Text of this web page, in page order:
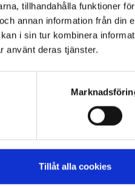
tillhandahålla funktioner för
annan information från din
i sin tur kombinera
använt deras tjänster.
Tillåt alla cookies